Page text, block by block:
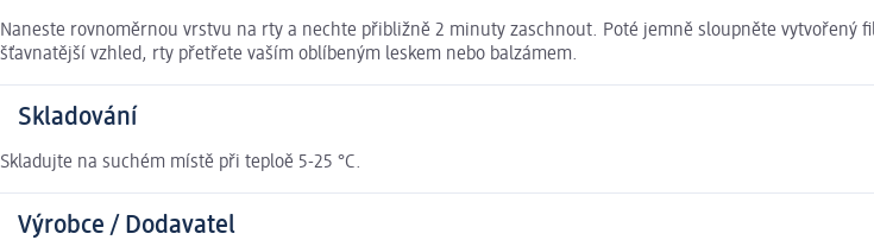
Naneste rovnoměrnou vrstvu na rty a nechte přibližně 2 minuty zaschnout. Poté jemně sloupněte
šťavnatější vzhled, rty přetřete vaším oblíbeným leskem nebo balzámem.
Skladování
Skladujte na suchém místě při teploě 5-25 °C.
Výrobce / Dodavatel